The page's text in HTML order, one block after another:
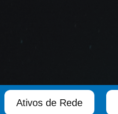
Ativos de Rede